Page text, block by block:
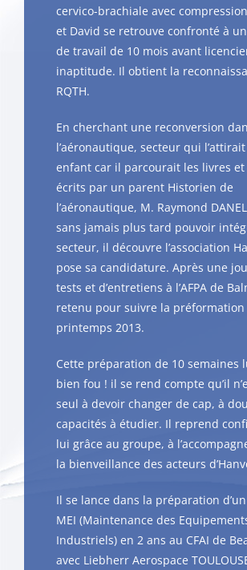
cervico-brachiale avec
et David se retrouve confronté à
de travail de 10 mois avant
inaptitude. Il obtient la
RQTH.
En cherchant une reconversion
l’aéronautique, secteur qui
enfant car il parcourait les livres
écrits par un parent Historien de
l’aéronautique, M. Raymond
sans jamais plus tard pouvoir
secteur, il découvre l’association
pose sa candidature. Après une
tests et d’entretiens à l’AFPA de
retenu pour suivre la préformation
printemps 2013.
Cette préparation de 10 semaines
bien fou ! il se rend compte qu’il
seul à devoir changer de cap, à
capacités à étudier. Il reprend
lui grâce au groupe, à
la bienveillance des acteurs
Il se lance dans la préparation
MEI (Maintenance des
Industriels) en 2 ans au CFAI de
avec Liebherr Aerospace